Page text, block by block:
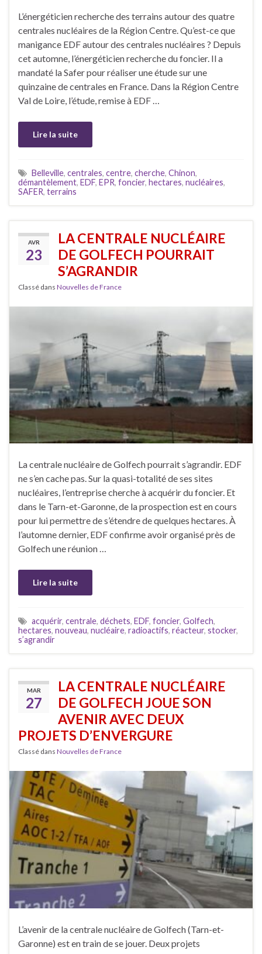
L’énergéticien recherche des terrains autour des quatre
centrales nucléaires de la Région Centre. Qu’est-ce que
manigance EDF autour des centrales nucléaires ? Depuis
cet automne, l’énergéticien recherche du foncier. Il a
mandaté la Safer pour réaliser une étude sur une
quinzaine de centrales en France. Dans la Région Centre
Val de Loire, l’étude, remise à EDF …
Lire la suite
Belleville, centrales, centre, cherche, Chinon,
démantèlement, EDF, EPR, foncier, hectares, nucléaires,
SAFER, terrains
AVR
23
LA CENTRALE NUCLÉAIRE
DE GOLFECH POURRAIT
S’AGRANDIR
Classé dans Nouvelles de France
La centrale nucléaire de Golfech pourrait s’agrandir. EDF
ne s’en cache pas. Sur la quasi-totalité de ses sites
nucléaires, l’entreprise cherche à acquérir du foncier. Et
dans le Tarn-et-Garonne, de la prospection est en cours
pour lui permettre de s’étendre de quelques hectares. À
l’automne dernier, EDF confirme avoir organisé près de
Golfech une réunion …
Lire la suite
acquérir, centrale, déchets, EDF, foncier, Golfech,
hectares, nouveau, nucléaire, radioactifs, réacteur, stocker,
s’agrandir
MAR
27
LA CENTRALE NUCLÉAIRE
DE GOLFECH JOUE SON
AVENIR AVEC DEUX
PROJETS D’ENVERGURE
Classé dans Nouvelles de France
L’avenir de la centrale nucléaire de Golfech (Tarn-et-
Garonne) est en train de se jouer. Deux projets